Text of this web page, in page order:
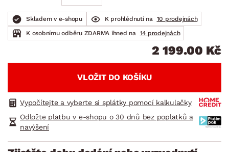
Skladem v e-shopu K prohlédnutí na
10 prodejnách
K osobnímu odběru ZDARMA ihned na
14 prodejnách
2 199.00 Kč
VLOŽIT DO KOŠÍKU
Vypočítejte a vyberte si splátky pomocí kalkulačky
Odložte platbu v e-shopu o 30 dnů bez poplatků a
navýšení